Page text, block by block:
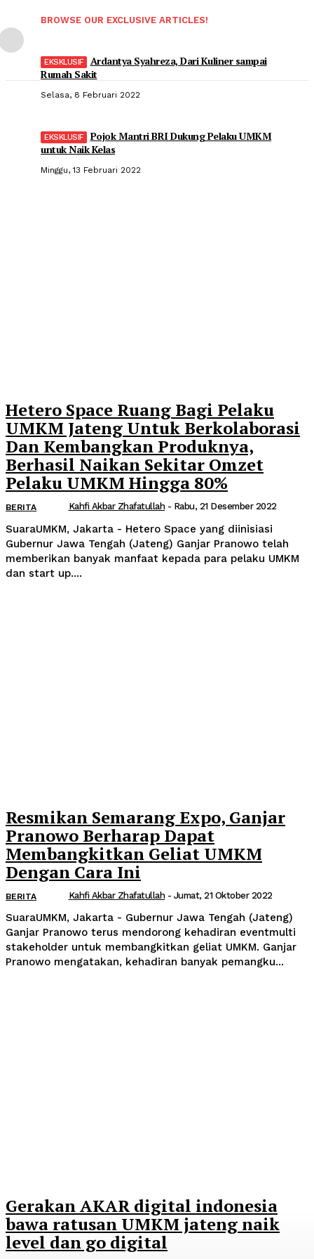
BROWSE OUR EXCLUSIVE ARTICLES!
Ardantya Syahreza, Dari Kuliner sampai
Rumah Sakit
Selasa, 8 Februari 2022
Pojok Mantri BRI Dukung Pelaku UMKM
untuk Naik Kelas
Minggu, 13 Februari 2022
Hetero Space Ruang Bagi Pelaku
UMKM Jateng Untuk Berkolaborasi
Dan Kembangkan Produknya,
Berhasil Naikan Sekitar Omzet
Pelaku UMKM Hingga 80%
BERITA Kahfi Akbar Zhafatullah - Rabu, 21 Desember 2022
SuaraUMKM, Jakarta - Hetero Space yang diinisiasi
Gubernur Jawa Tengah (Jateng) Ganjar Pranowo telah
memberikan banyak manfaat kepada para pelaku UMKM
dan start up....
Resmikan Semarang Expo, Ganjar
Pranowo Berharap Dapat
Membangkitkan Geliat UMKM
Dengan Cara Ini
BERITA Kahfi Akbar Zhafatullah - Jumat, 21 Oktober 2022
SuaraUMKM, Jakarta - Gubernur Jawa Tengah (Jateng)
Ganjar Pranowo terus mendorong kehadiran eventmulti
stakeholder untuk membangkitkan geliat UMKM. Ganjar
Pranowo mengatakan, kehadiran banyak pemangku...
Gerakan AKAR digital indonesia
bawa ratusan UMKM jateng naik
level dan go digital